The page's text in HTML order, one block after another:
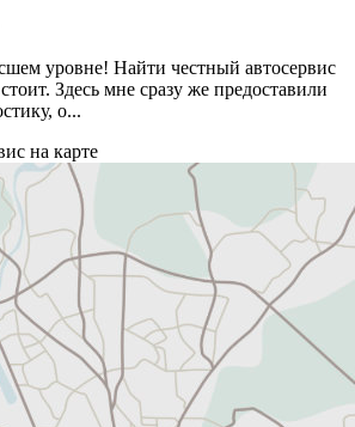
уровне! Найти честный автосервис
Здесь мне сразу же предоставили
о...
на карте